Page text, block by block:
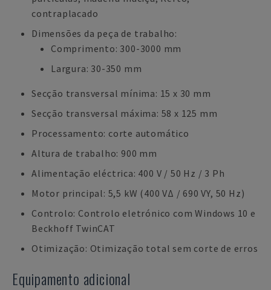
contraplacado
Dimensões da peça de trabalho:
Comprimento: 300-3000 mm
Largura: 30-350 mm
Secção transversal mínima: 15 x 30 mm
Secção transversal máxima: 58 x 125 mm
Processamento: corte automático
Altura de trabalho: 900 mm
Alimentação eléctrica: 400 V / 50 Hz / 3 Ph
Motor principal: 5,5 kW (400 VΔ / 690 VY, 50 Hz)
Controlo: Controlo eletrónico com Windows 10 e
Beckhoff TwinCAT
Otimização: Otimização total sem corte de erros
Equipamento adicional